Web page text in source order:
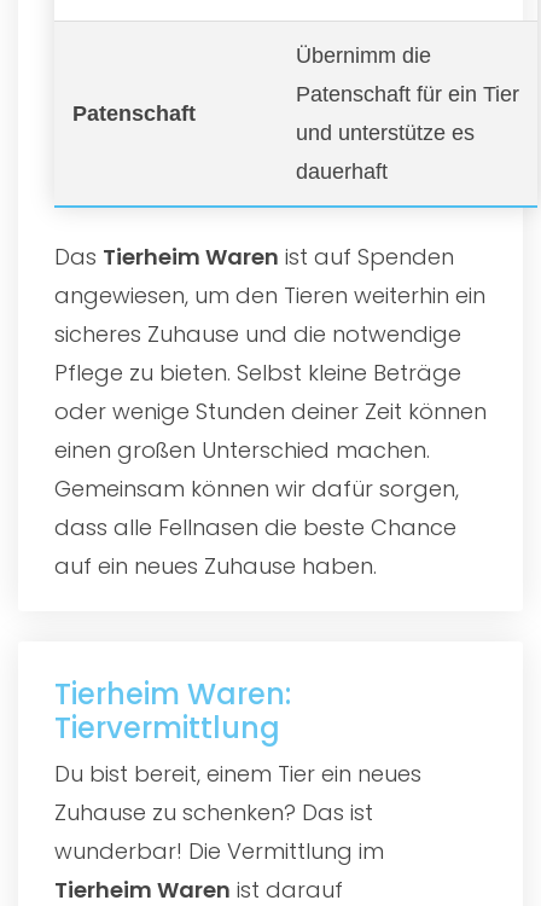
Patenschaft
Übernimm die
Patenschaft für ein Tier
und unterstütze es
dauerhaft
Das Tierheim Waren ist auf Spenden
angewiesen, um den Tieren weiterhin ein
sicheres Zuhause und die notwendige
Pflege zu bieten. Selbst kleine Beträge
oder wenige Stunden deiner Zeit können
einen großen Unterschied machen.
Gemeinsam können wir dafür sorgen,
dass alle Fellnasen die beste Chance
auf ein neues Zuhause haben.
Tierheim Waren:
Tiervermittlung
Du bist bereit, einem Tier ein neues
Zuhause zu schenken? Das ist
wunderbar! Die Vermittlung im
Tierheim Waren ist darauf